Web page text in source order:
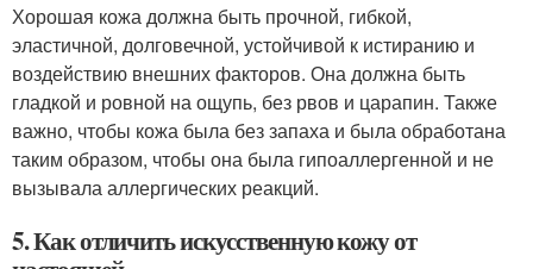
Хорошая кожа должна быть прочной, гибкой,
эластичной, долговечной, устойчивой к истиранию и
воздействию внешних факторов. Она должна быть
гладкой и ровной на ощупь, без рвов и царапин. Также
важно, чтобы кожа была без запаха и была обработана
таким образом, чтобы она была гипоаллергенной и не
вызывала аллергических реакций.
5. Как отличить искусственную кожу от